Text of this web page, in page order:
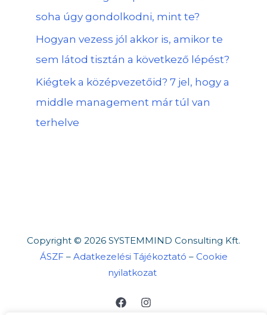
soha úgy gondolkodni, mint te?
Hogyan vezess jól akkor is, amikor te
sem látod tisztán a következő lépést?
Kiégtek a középvezetőid? 7 jel, hogy a
middle management már túl van
terhelve
Copyright © 2026 SYSTEMMIND Consulting Kft.
ÁSZF – Adatkezelési Tájékoztató – Cookie
nyilatkozat